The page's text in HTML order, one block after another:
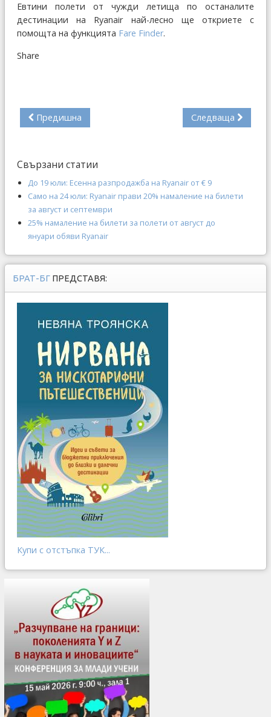
Евтини полети от чужди летища по останалите
дестинации на Ryanair най-лесно ще откриете с
помощта на функцията Fare Finder.
Share
Предишна Следваща
Свързани статии
До 19 юли: Есенна разпродажба на Ryanair от € 9
Само на 24 юли: Ryanair прави 20% намаление на билети
за август и септември
25% намаление на билети за полети от август до
януари обяви Ryanair
БРАТ-БГ ПРЕДСТАВЯ:
Купи с отстъпка ТУК...